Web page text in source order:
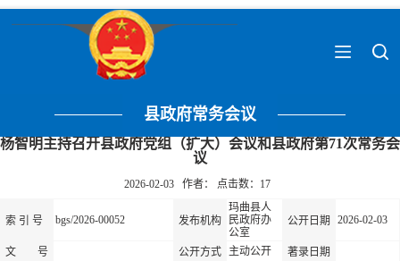
县政府常务会议
杨智明主持召开县政府党组（扩大）会议和县政府第71次常务会
议
2026-02-03 作者： 点击数： 17
索 引 号 bgs/2026-00052 发布机构
玛曲县人
民政府办
公室
公开日期 2026-02-03
文 号 公开方式 主动公开 著录日期